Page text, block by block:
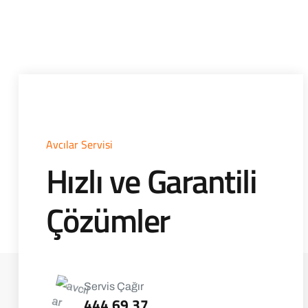
Avcılar Servisi
Hızlı ve Garantili
Çözümler
Servis Çağır